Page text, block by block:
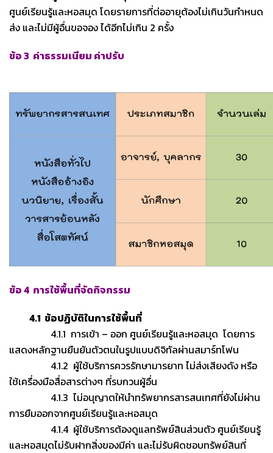
ศูนย์เรียนรู้และหอสมุด โดยรายการที่ต่ออายุต้องไม่เกินวันกำหนด
ส่ง และไม่มีผู้อื่นขอจอง ได้อีกไม่เกิน 2 ครั้ง
ข้อ 3 ค่าธรรมเนียม ค่าปรับ
ข้อ 4 การใช้พื้นที่จัดกิจกรรม
4.1 ข้อปฏิบัติในการใช้พื้นที่
4.1.1 การเข้า – ออก ศูนย์เรียนรู้และหอสมุด โดยการ
แสดงหลักฐานยืนยันตัวตนในรูปแบบดิจิทัลผ่านสมาร์ทโฟน
4.1.2 ผู้ใช้บริการควรรักษามารยาท ไม่ส่งเสียงดัง หรือ
ใช้เครื่องมือสื่อสารต่างๆ ที่รบกวนผู้อื่น
4.1.3 ไม่อนุญาตให้นำทรัพยากรสารสนเทศที่ยังไม่ผ่าน
การยืมออกจากศูนย์เรียนรู้และหอสมุด
4.1.4 ผู้ใช้บริการต้องดูแลทรัพย์สินส่วนตัว ศูนย์เรียนรู้
และหอสมุดไม่รับฝากสิ่งของมีค่า และไม่รับผิดชอบทรัพย์สินที่